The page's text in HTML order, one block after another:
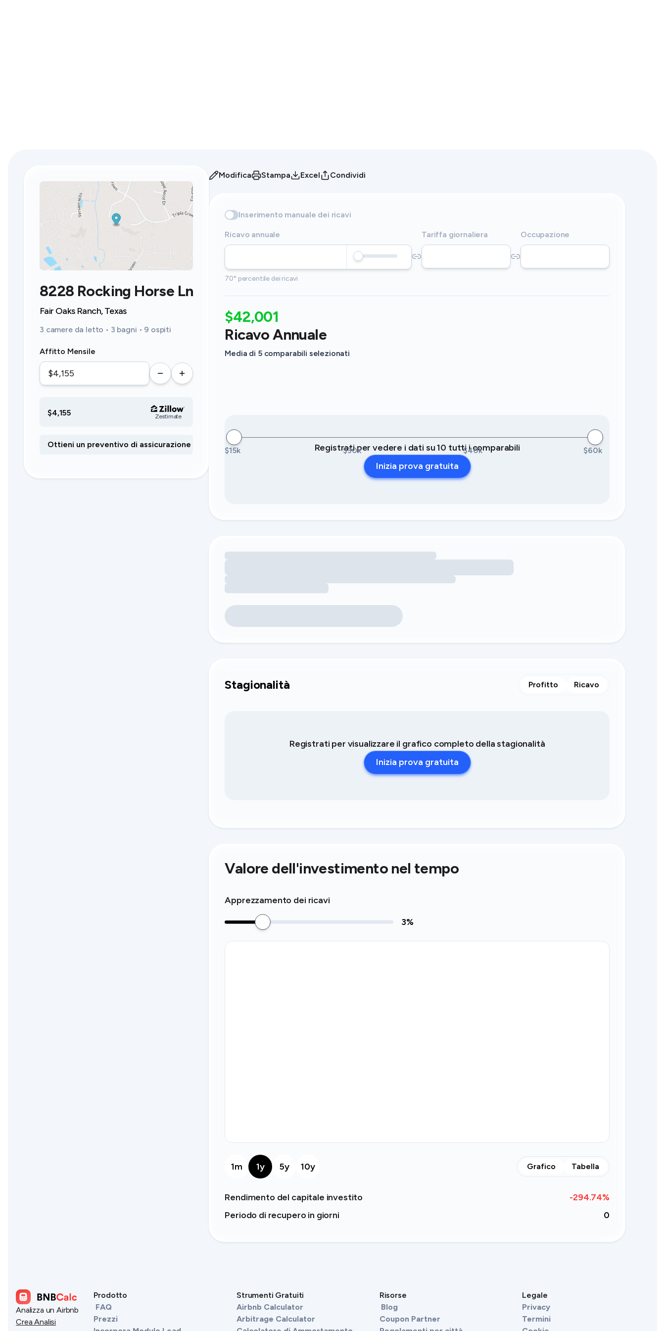
8228 Rocking Horse Ln
Fair Oaks Ranch, Texas
3 camere da letto • 3 bagni • 9 ospiti
Affitto Mensile
$4,155 Zestimate
Modifica Stampa Excel Condividi
Inserimento manuale dei ricavi
Ricavo annuale Tariffa giornaliera Occupazione
70° percentile dei ricavi
$42,001
Ricavo Annuale
Media di 5 comparabili selezionati
$15k $30k $40k $60k
Registrati per vedere i dati su 10 tutti i comparabili
Inizia prova gratuita
Caricamento delle opportunità di ricavo legate ai servizi
Stagionalità Profitto Ricavo
Registrati per visualizzare il grafico completo della stagionalità
Inizia prova gratuita
Valore dell'investimento nel tempo
Apprezzamento dei ricavi
3%
1m 1y 5y 10y Grafico Tabella
Rendimento del capitale investito -294.74%
Periodo di recupero in giorni
0
Analizza un Airbnb
Crea Analisi
Prodotto
FAQ
Prezzi
Strumenti Gratuiti
Airbnb Calculator
Arbitrage Calculator
Risorse
Blog
Coupon Partner
Legale
Privacy
Termini